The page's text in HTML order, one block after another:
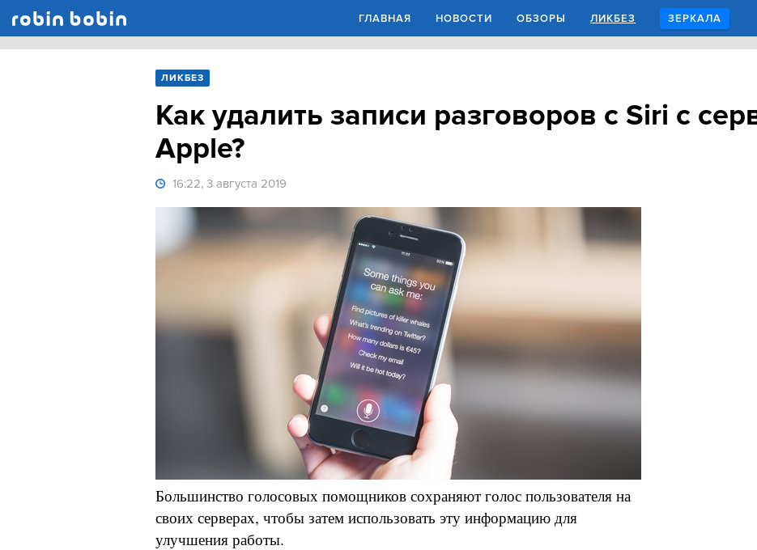
ГЛАВНАЯ НОВОСТИ ОБЗОРЫ ЛИКБЕЗ ЗЕРКАЛА
ЛИКБЕЗ
Как удалить записи разговоров с Siri с
Apple?
16:22, 3 августа 2019
Большинство голосовых помощников сохраняют голос пользователя на
своих серверах, чтобы затем использовать эту информацию для
улучшения работы.